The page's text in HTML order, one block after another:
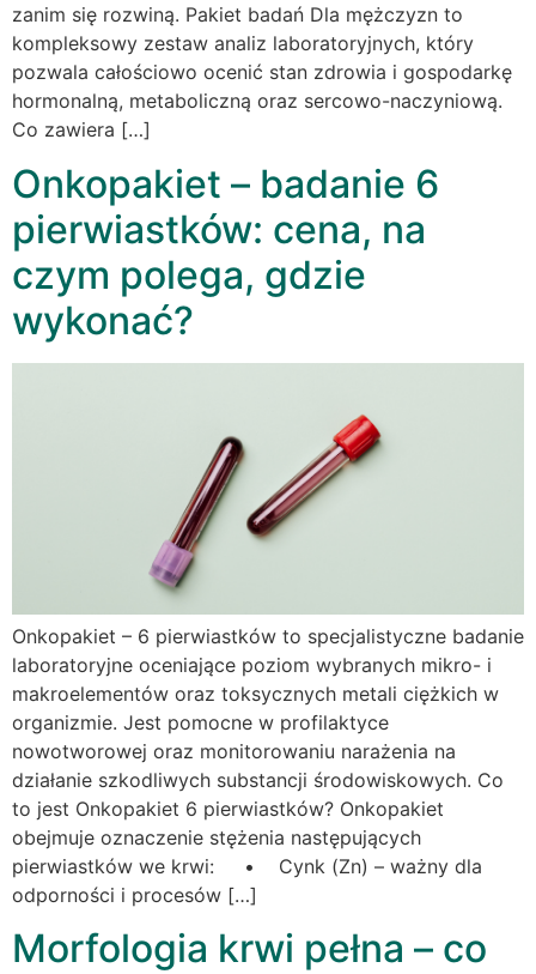
zanim się rozwiną. Pakiet badań Dla mężczyzn to
kompleksowy zestaw analiz laboratoryjnych, który
pozwala całościowo ocenić stan zdrowia i gospodarkę
hormonalną, metaboliczną oraz sercowo-naczyniową.
Co zawiera […]
Onkopakiet – badanie 6
pierwiastków: cena, na
czym polega, gdzie
wykonać?
Onkopakiet – 6 pierwiastków to specjalistyczne badanie
laboratoryjne oceniające poziom wybranych mikro- i
makroelementów oraz toksycznych metali ciężkich w
organizmie. Jest pomocne w profilaktyce
nowotworowej oraz monitorowaniu narażenia na
działanie szkodliwych substancji środowiskowych. Co
to jest Onkopakiet 6 pierwiastków? Onkopakiet
obejmuje oznaczenie stężenia następujących
pierwiastków we krwi: • Cynk (Zn) – ważny dla
odporności i procesów […]
Morfologia krwi pełna – co